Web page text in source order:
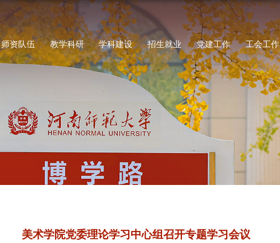
师资队伍 教学科研 学科建设 招生就业 党建工作 工会工作
美术学院党委理论学习中心组召开专题学习会议